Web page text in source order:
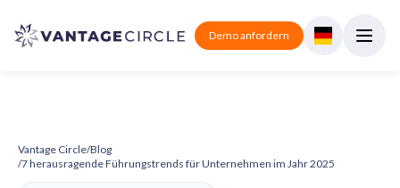
Demo anfordern
Vantage Circle/Blog
/7 herausragende Führungstrends für Unternehmen im Jahr 2025